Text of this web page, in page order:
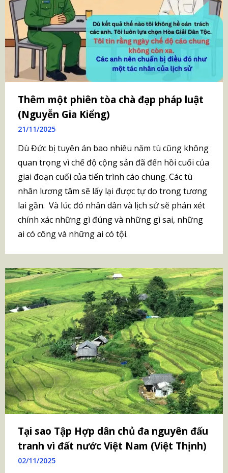
Thêm một phiên tòa chà đạp pháp luật
(Nguyễn Gia Kiểng)
21/11/2025
Dù Đức bị tuyên án bao nhiêu năm tù cũng không
quan trọng vì chế độ cộng sản đã đến hồi cuối của
giai đoạn cuối của tiến trình cáo chung. Các tù
nhân lương tâm sẽ lấy lại được tự do trong tương
lai gần. Và lúc đó nhân dân và lịch sử sẽ phán xét
chính xác những gì đúng và những gì sai, những
ai có công và những ai có tội.
Tại sao Tập Hợp dân chủ đa nguyên đấu
tranh vì đất nước Việt Nam (Việt Thịnh)
02/11/2025